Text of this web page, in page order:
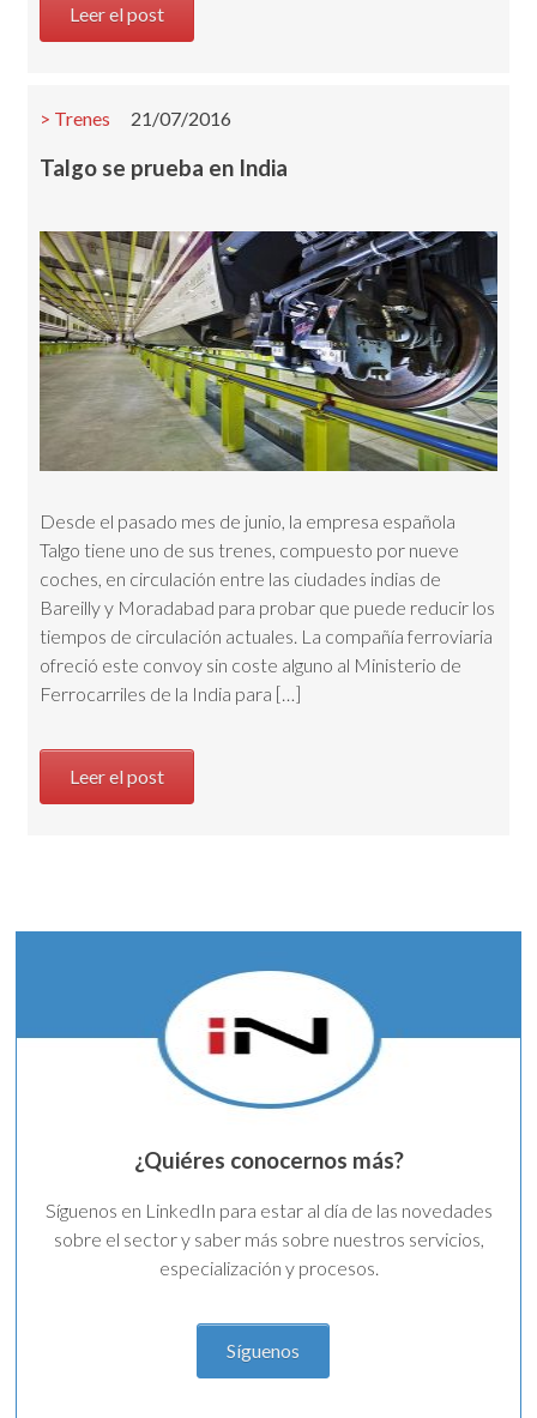
Leer el post
Trenes 21/07/2016
Talgo se prueba en India
Desde el pasado mes de junio, la empresa española
Talgo tiene uno de sus trenes, compuesto por nueve
coches, en circulación entre las ciudades indias de
Bareilly y Moradabad para probar que puede reducir los
tiempos de circulación actuales. La compañía ferroviaria
ofreció este convoy sin coste alguno al Ministerio de
Ferrocarriles de la India para […]
Leer el post
¿Quiéres conocernos más?
Síguenos en LinkedIn para estar al día de las novedades
sobre el sector y saber más sobre nuestros servicios,
especialización y procesos.
Síguenos